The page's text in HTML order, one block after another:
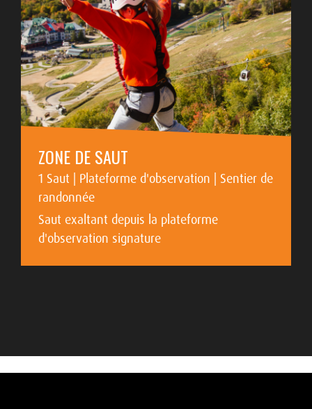
ZONE DE SAUT
1 Saut | Plateforme d'observation | Sentier de
randonnée
Saut exaltant depuis la plateforme
d'observation signature